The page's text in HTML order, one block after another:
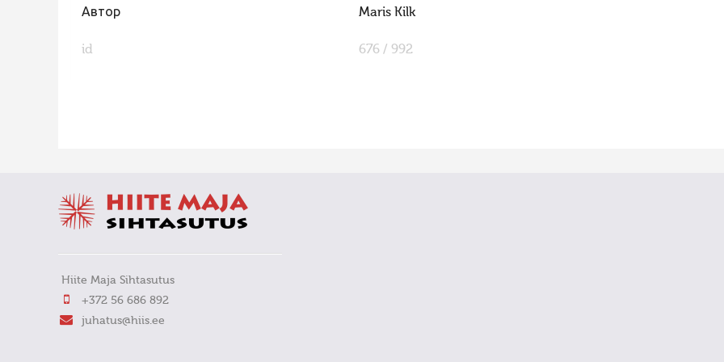
Автор Maris Kilk
id 676 / 992
Hiite Maja Sihtasutus
+372 56 686 892
juhatus@hiis.ee